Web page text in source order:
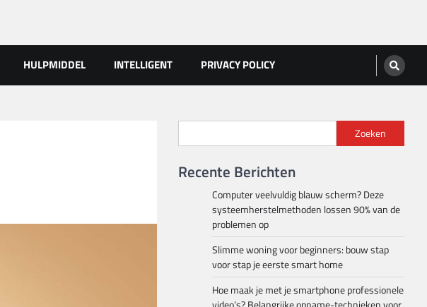
HULPMIDDEL INTELLIGENT PRIVACY POLICY
Zoeken
Recente Berichten
Computer veelvuldig blauw scherm? Deze
systeemherstelmethoden lossen 90% van de
problemen op
Slimme woning voor beginners: bouw stap
voor stap je eerste smart home
Hoe maak je met je smartphone professionele